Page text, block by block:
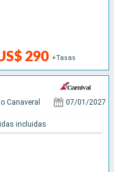
290 +Tasas
Canaveral 07/01/2027
incluidas